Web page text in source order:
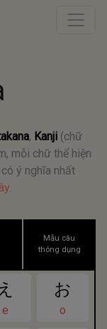
, Kanji (chữ
mỗi chữ thể hiện
ý nghĩa nhất
.
Mẫu câu
thông dụng
え
e
お
o